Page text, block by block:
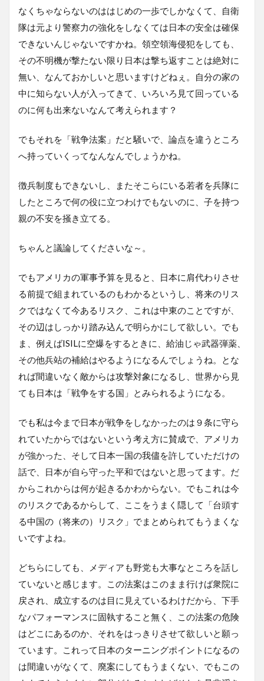
なくちゃならないのははじめの一歩でしかなくて、自衛
隊は元より警察力の強化をしなくては日本の安全は確保
できないんじゃないですかね。領空領海侵犯をしても、
その不明機が撃たない限り日本は撃ち返すことは絶対に
無い、なんておかしいと思いますけどねぇ。自分の家の
中に知らない人が入ってきて、いろいろ見て回っている
のに何も出来ないなんて考えられます？
でもそれを「戦争法案」だと騒いで、論点を違うところ
へ持っていくってなんなんでしょうかね。
徴兵制度もできないし、またそこらにいる若者を兵隊に
したところで何の役に立つわけでもないのに、子を持つ
親の不安を掻き立てる。
ちゃんと議論してくださいな～。
でもアメリカの軍事予算を見ると、日本に肩代わりさせ
る前提で組まれているのもわかるというし、将来のリス
クではなくて今あるリスク、これは中東のことですが、
その辺はしっかり踏み込んで明らかにして欲しい。でも
ま、例えばISILに空爆をするときに、給油じゃ武器弾薬、
その他兵站の補給はやるようになるんでしょうね。とな
れば間違いなく敵からは攻撃対象になるし、世界から見
ても日本は「戦争をする国」とみられるようになる。
でも私は今まで日本が戦争をしなかったのは９条に守ら
れていたからではないという考え方に賛成で、アメリカ
が強かった、そして日本一国の我儘を許していただけの
話で、日本が自ら守った平和ではないと思ってます。だ
からこれからは何が起きるかわからない。でもこれは今
のリスクであるからして、ここをうまく隠して「台頭す
る中国の（将来の）リスク」でまとめられてもうまくな
いですよね。
どちらにしても、メディアも野党も大事なところを話し
ていないと感じます。この法案はこのまま行けば衆院に
戻され、成立するのは目に見えているわけだから、下手
なパフォーマンスに固執すること無く、この法案の危険
はどこにあるのか、それをはっきりさせて欲しいと願っ
ています。これって日本のターニングポイントになるの
は間違いがなくて、廃案にしてもうまくない、でもこの